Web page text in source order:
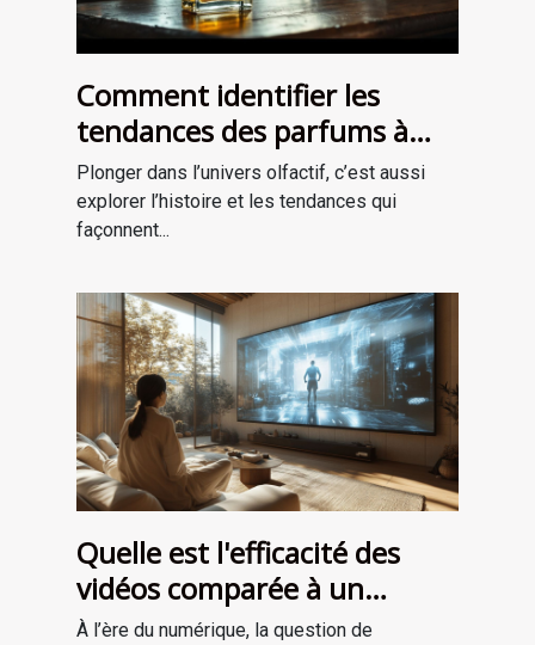
Comment identifier les
tendances des parfums à
travers les époques ?
Plonger dans l’univers olfactif, c’est aussi
explorer l’histoire et les tendances qui
façonnent...
Quelle est l'efficacité des
vidéos comparée à un
entraînement en personne ?
À l’ère du numérique, la question de